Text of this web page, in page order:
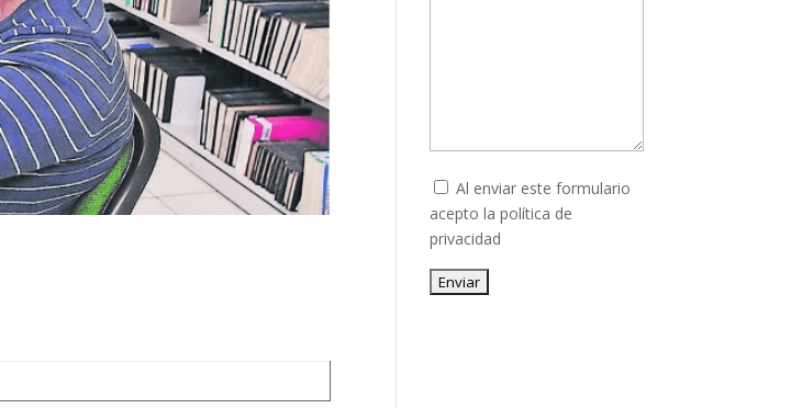
Al enviar este formulario
acepto lapolítica de
privacidad
Enviar